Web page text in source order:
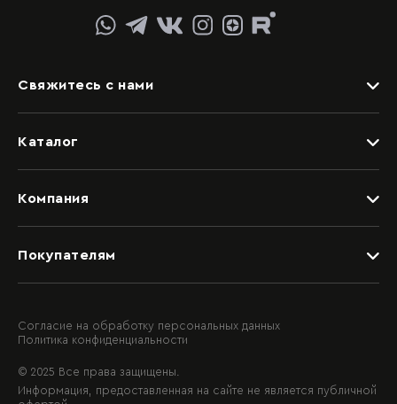
Каталог
Детские
Спальни
Гостиные
Прихожие
Гардеробные
Балконы
Мебель на заказ
Компания
Дизайнерам
Салоны
Вакансии
Контактная информация
Покупателям
Рассрочка и кредит
Качество и гарантия
Оплата
Свяжитесь с нами
Задать вопрос
Видеоконсультация со специалистом
Обращение в отдел качества
Написать руководству
Согласие на обработку персональных данных
Политика конфиденциальности
© 2025 Все права защищены.
Информация, предоставленная на сайте не является публичной